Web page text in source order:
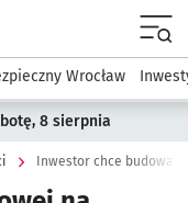
Dla mieszkańca
Wrocław
8 sierpnia
Inwestor chce budować